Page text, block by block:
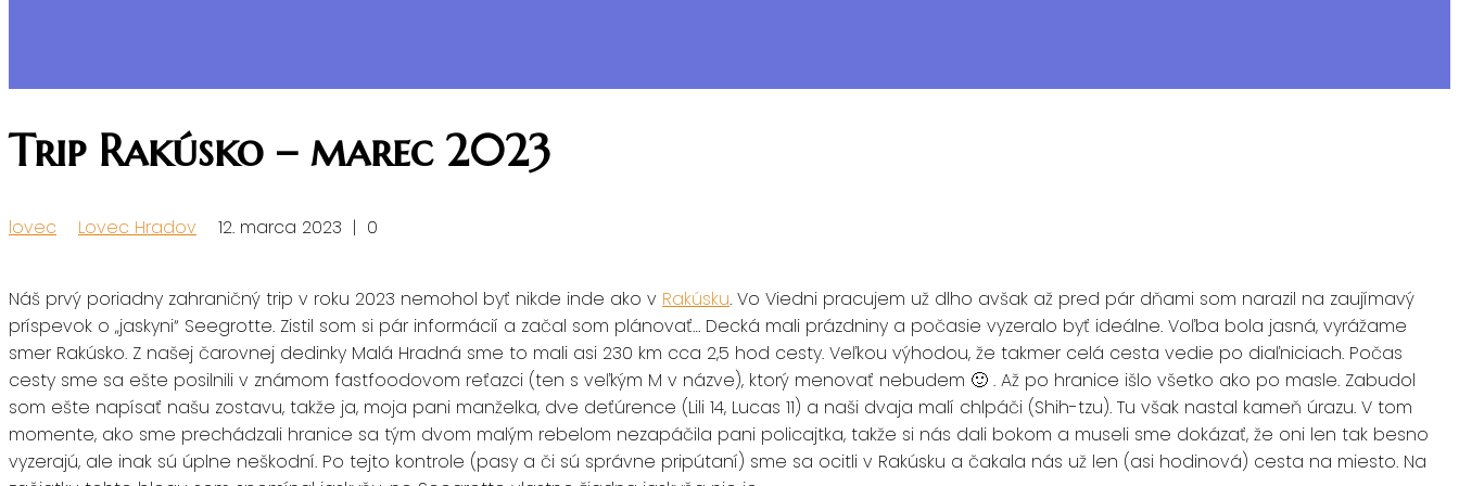
Trip Rakúsko – marec 2023
lovec Lovec Hradov 12. marca 2023 | 0
Náš prvý poriadny zahraničný trip v roku 2023 nemohol byť nikde inde ako v Rakúsku. Vo Viedni pracujem už dlho avšak až pred pár dňami som narazil na zaujímavý
príspevok o „jaskyni“ Seegrotte. Zistil som si pár informácií a začal som plánovať… Decká mali prázdniny a počasie vyzeralo byť ideálne. Voľba bola jasná, vyrážame
smer Rakúsko. Z našej čarovnej dedinky Malá Hradná sme to mali asi 230 km cca 2,5 hod cesty. Veľkou výhodou, že takmer celá cesta vedie po diaľniciach. Počas
cesty sme sa ešte posilnili v známom fastfoodovom reťazci (ten s veľkým M v názve), ktorý menovať nebudem 🙂 . Až po hranice išlo všetko ako po masle. Zabudol
som ešte napísať našu zostavu, takže ja, moja pani manželka, dve deťúrence (Lili 14, Lucas 11) a naši dvaja malí chlpáči (Shih-tzu). Tu však nastal kameň úrazu. V tom
momente, ako sme prechádzali hranice sa tým dvom malým rebelom nezapáčila pani policajtka, takže si nás dali bokom a museli sme dokázať, že oni len tak besno
vyzerajú, ale inak sú úplne neškodní. Po tejto kontrole (pasy a či sú správne pripútaní) sme sa ocitli v Rakúsku a čakala nás už len (asi hodinová) cesta na miesto. Na